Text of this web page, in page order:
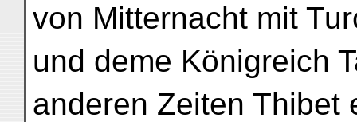
von Mitternacht mit
und deme Königreich
anderen Zeiten Thibet